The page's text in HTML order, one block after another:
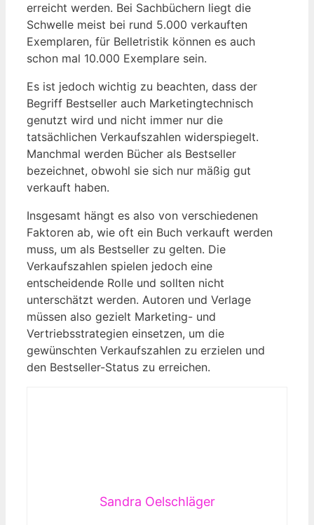
erreicht werden. Bei Sachbüchern liegt die
Schwelle meist bei rund​ 5.000 verkauften
Exemplaren, für Belletristik können es auch
schon mal 10.000‍ Exemplare sein.
Es ist jedoch wichtig zu​ beachten, dass der
Begriff Bestseller auch Marketingtechnisch
genutzt wird⁣ und nicht immer nur‍ die‍
tatsächlichen Verkaufszahlen widerspiegelt.
Manchmal werden Bücher als ​Bestseller
bezeichnet, obwohl sie sich nur mäßig gut
verkauft haben.
Insgesamt hängt es also von verschiedenen
Faktoren ab, wie oft ein Buch‌ verkauft werden
muss, um als Bestseller zu gelten. Die
Verkaufszahlen spielen jedoch eine
entscheidende ⁢Rolle und sollten nicht
⁢unterschätzt werden. Autoren und Verlage
müssen⁣ also gezielt Marketing- und
Vertriebsstrategien einsetzen, um⁤ die
gewünschten Verkaufszahlen zu erzielen und
den Bestseller-Status​ zu erreichen.
Sandra Oelschläger